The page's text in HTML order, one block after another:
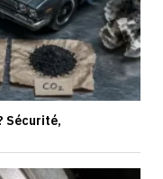
Sécurité,